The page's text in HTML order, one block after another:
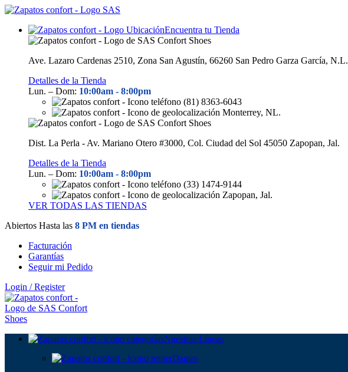
Encuentra tu Tienda
Ave. Lazaro Cardenas 2510, Zona San Agustín, 66260 San Pedro Garza García, N.L.
Detalles de la Tienda
Lun. – Dom: 10:00am - 8:00pm
(81) 8363-6043
Monterrey, NL.
Dist. La Perla - Av. Mariano Otero #3000, Col. Ciudad del Sol 45050 Zapopan, Jal.
Detalles de la Tienda
Lun. – Dom: 10:00am - 8:00pm
(33) 1474-9144
Zapopan, Jal.
VER TODAS LAS TIENDAS
Abiertos Hasta las 8 PM en tiendas
Facturación
Garantías
Seguir mi Pedido
Login / Register
Nuestras Líneas
Damas